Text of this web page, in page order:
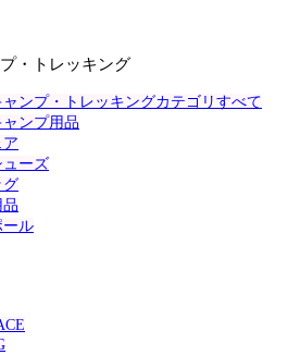
・トレッキング
ンプ・トレッキングカテゴリすべて
ンプ用品
ューズ
グ
ール